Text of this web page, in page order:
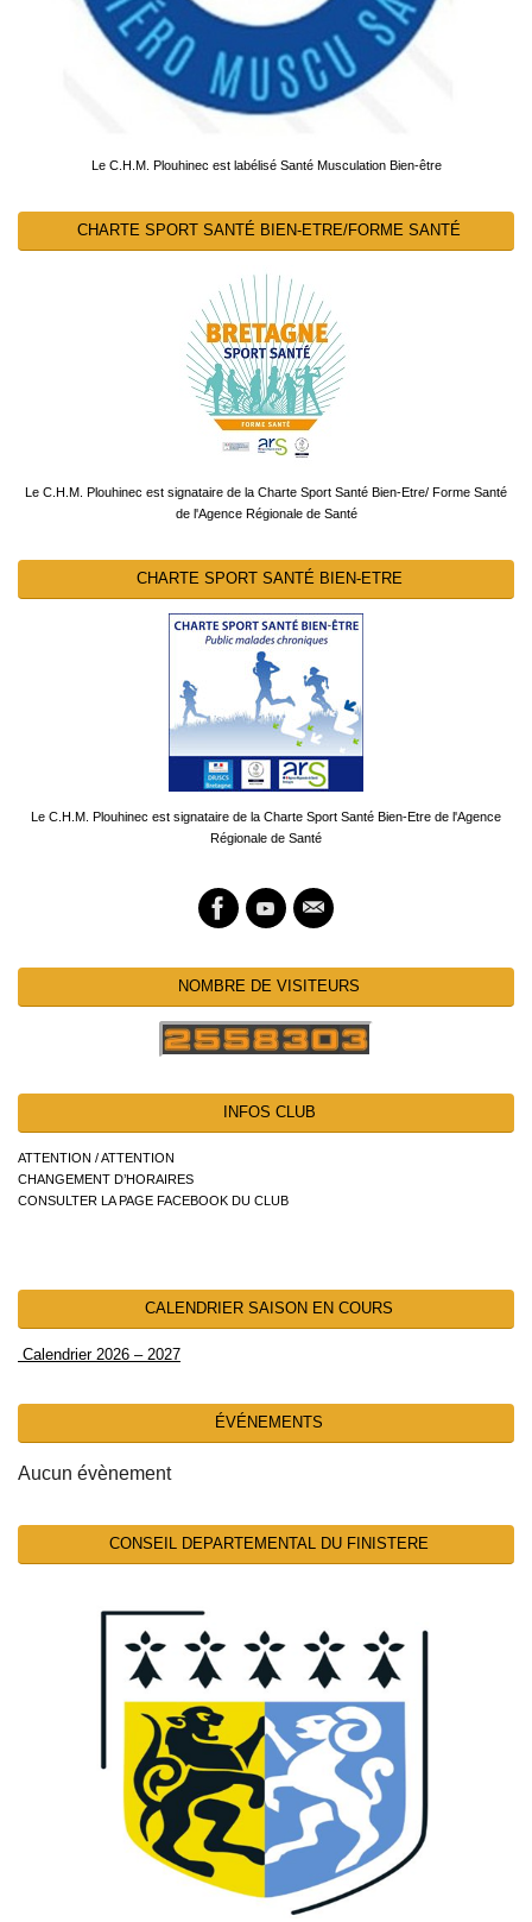
Le C.H.M. Plouhinec est labélisé Santé Musculation Bien-être
CHARTE SPORT SANTÉ BIEN-ETRE/FORME SANTÉ
Le C.H.M. Plouhinec est signataire de la Charte Sport Santé Bien-Etre/ Forme Santé
de l'Agence Régionale de Santé
CHARTE SPORT SANTÉ BIEN-ETRE
Le C.H.M. Plouhinec est signataire de la Charte Sport Santé Bien-Etre de l'Agence
Régionale de Santé
NOMBRE DE VISITEURS
INFOS CLUB
ATTENTION / ATTENTION
CHANGEMENT D’HORAIRES
CONSULTER LA PAGE FACEBOOK DU CLUB
CALENDRIER SAISON EN COURS
Calendrier 2026 – 2027
ÉVÉNEMENTS
Aucun évènement
CONSEIL DEPARTEMENTAL DU FINISTERE